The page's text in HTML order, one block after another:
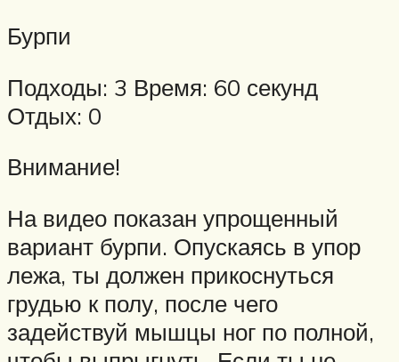
Бурпи
Подходы: 3 Время: 60 секунд
Отдых: 0
Внимание!
На видео показан упрощенный
вариант бурпи. Опускаясь в упор
лежа, ты должен прикоснуться
грудью к полу, после чего
задействуй мышцы ног по полной,